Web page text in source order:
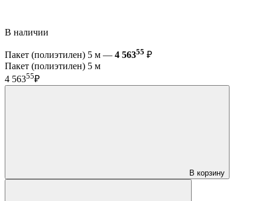
В наличии
Пакет (полиэтилен) 5 м — 4 56355 ₽
Пакет (полиэтилен) 5 м
4 56355₽
В корзину